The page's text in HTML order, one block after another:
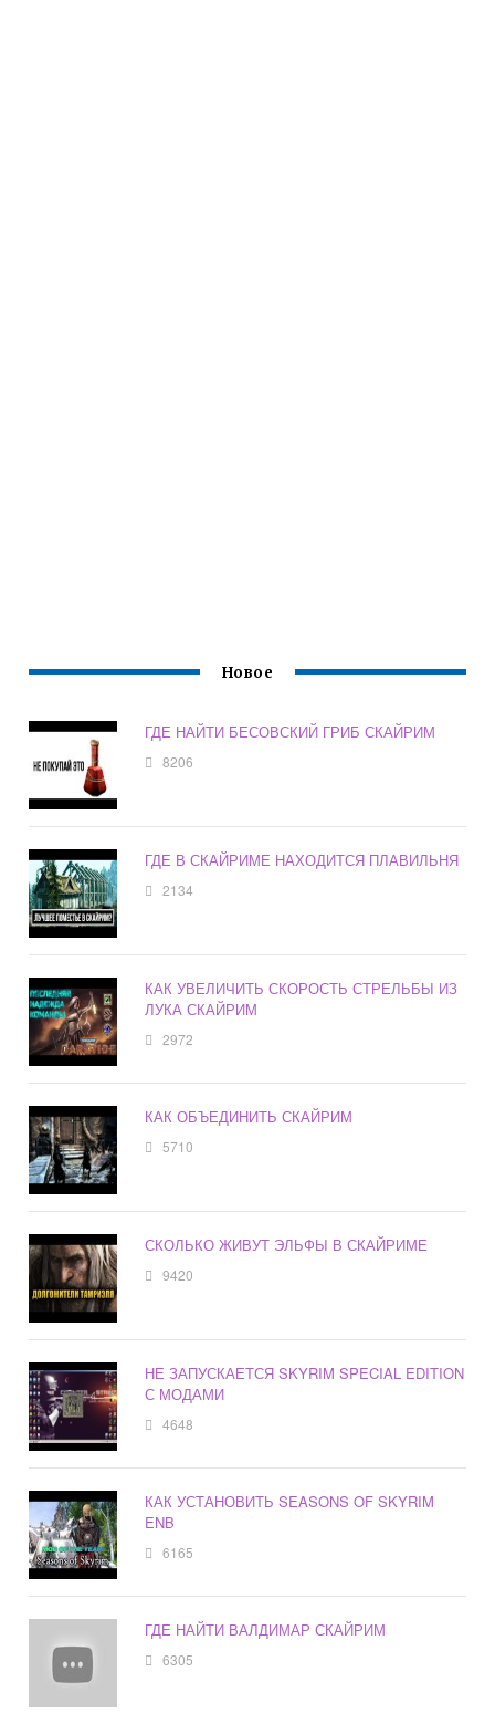
Новое
ГДЕ НАЙТИ БЕСОВСКИЙ ГРИБ СКАЙРИМ
8206
ГДЕ В СКАЙРИМЕ НАХОДИТСЯ ПЛАВИЛЬНЯ
2134
КАК УВЕЛИЧИТЬ СКОРОСТЬ СТРЕЛЬБЫ ИЗ
ЛУКА СКАЙРИМ
2972
КАК ОБЪЕДИНИТЬ СКАЙРИМ
5710
СКОЛЬКО ЖИВУТ ЭЛЬФЫ В СКАЙРИМЕ
9420
НЕ ЗАПУСКАЕТСЯ SKYRIM SPECIAL EDITION
С МОДАМИ
4648
КАК УСТАНОВИТЬ SEASONS OF SKYRIM
ENB
6165
ГДЕ НАЙТИ ВАЛДИМАР СКАЙРИМ
6305